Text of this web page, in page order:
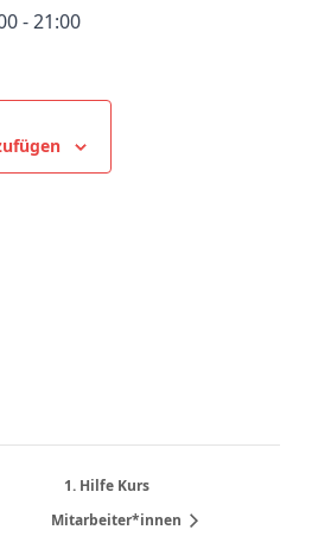
-21:00
1. Hilfe Kurs
Mitarbeiter*innen